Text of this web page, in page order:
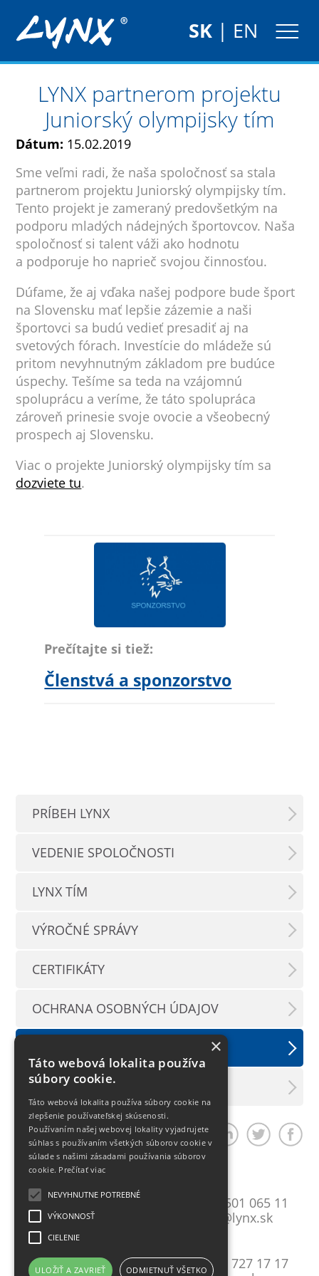
SK| EN
LYNX partnerom projektu
Juniorský olympijsky tím
Dátum: 15.02.2019
Sme veľmi radi, že naša spoločnosť sa stala
partnerom projektu Juniorský olympijsky tím.
Tento projekt je zameraný predovšetkým na
podporu mladých nádejných športovcov. Naša
spoločnosť si talent váži ako hodnotu
a podporuje ho naprieč svojou činnosťou.
Dúfame, že aj vďaka našej podpore bude šport
na Slovensku mať lepšie zázemie a naši
športovci sa budú vedieť presadiť aj na
svetových fórach. Investície do mládeže sú
pritom nevyhnutným základom pre budúce
úspechy. Tešíme sa teda na vzájomnú
spoluprácu a veríme, že táto spolupráca
zároveň prinesie svoje ovocie a všeobecný
prospech aj Slovensku.
Viac o projekte Juniorský olympijsky tím sa
dozviete tu.
Prečítajte si tiež:
Členstvá a sponzorstvo
PRÍBEH LYNX
VEDENIE SPOLOČNOSTI
LYNX TÍM
VÝROČNÉ SPRÁVY
CERTIFIKÁTY
OCHRANA OSOBNÝCH ÚDAJOV
SPOLOČENSKÁ ZODPOVEDNOSŤ
KARIÉRA U NÁS
Zdieľať článok
Bratislava
Mlynské Nivy 10
821 09 Bratislava
+421 2 501 065 11
lynxba@lynx.sk
Košice
Gavlovičova 9
T:+421 55 727 17 17
×
Táto webová lokalita používa
súbory cookie.
Táto webová lokalita používa súbory cookie na
zlepšenie používateľskej skúsenosti.
Používaním našej webovej lokality vyjadrujete
súhlas s používaním všetkých súborov cookie v
súlade s našimi zásadami používania súborov
cookie. Prečítať viac
NEVYHNUTNE POTREBNÉ
VÝKONNOSŤ
CIELENIE
ULOŽIŤ A ZAVRIEŤ ODMIETNUŤ VŠETKO